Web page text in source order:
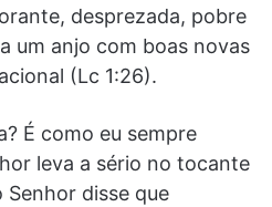
desprezada, pobre
um anjo com boas novas
(Lc 1:26).
É como eu sempre
leva a sério no tocante
Senhor disse que